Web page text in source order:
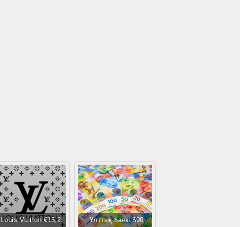
Louis Vuitton €15,2
Ұлттық банкі $90